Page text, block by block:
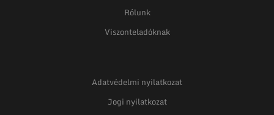
Rólunk
Viszonteladóknak
Adatvédelmi nyilatkozat
Jogi nyilatkozat